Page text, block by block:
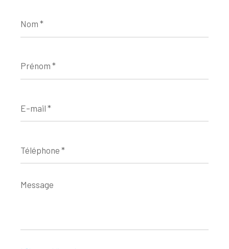
*
*
mail
*
*
Message
*